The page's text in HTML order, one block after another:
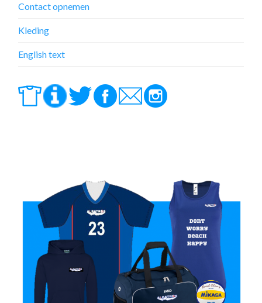
Contact opnemen
Kleding
English text